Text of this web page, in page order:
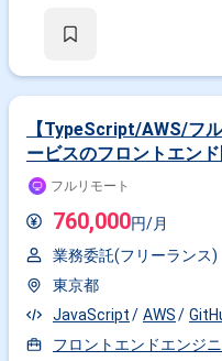
【TypeScript/AWS/フ
ービスのフロントエン
フルリモート
760,000円/月
業務委託(フリーランス)
東京都
JavaScript
AWS
フロントエンドエンジ